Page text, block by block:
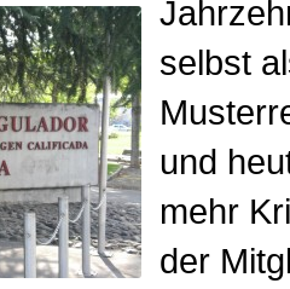
selbst
und
mehr
der